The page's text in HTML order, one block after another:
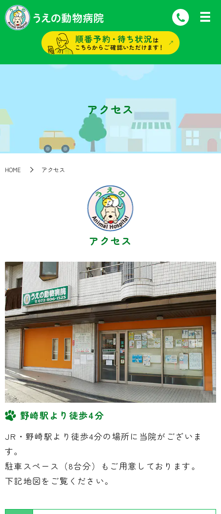
アクセス
HOME アクセス
アクセス
野崎駅より徒歩4分
JR・野崎駅より徒歩4分の場所に当院がございま
す。
駐車スペース（8台分）もご用意しております。
下記地図をご覧ください。